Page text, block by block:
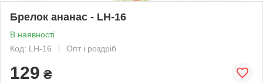
Брелок ананас - LH-16
В наявності
Код: LH-16
Опт і роздріб
129 ₴